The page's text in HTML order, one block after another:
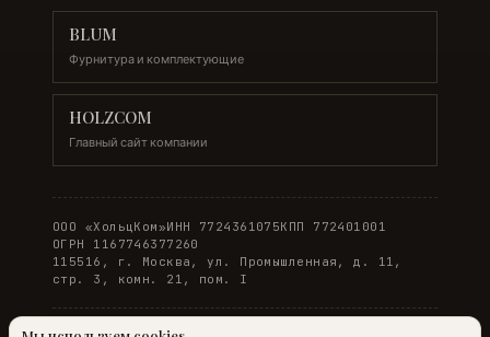
BLUM
Фурнитура и комплектующие
HOLZCOM
Главный сайт компании
ООО «ХольцКом»ИНН 7724361075КПП 772401001
ОГРН 1167746377260
115516, г. Москва, ул. Промышленная, д. 11,
стр. 3, комн. 21, пом. I